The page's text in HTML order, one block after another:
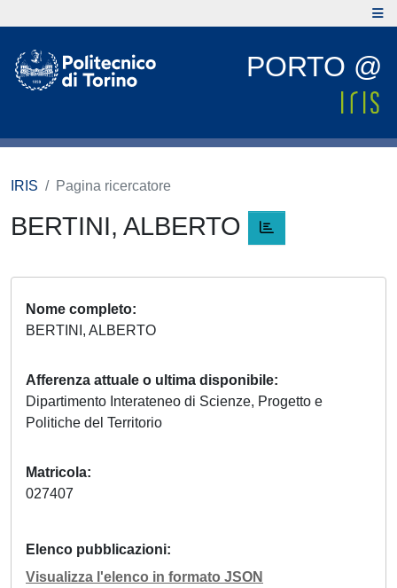
PORTO @
IRIS Pagina ricercatore
BERTINI, ALBERTO
Nome completo
BERTINI, ALBERTO
Afferenza attuale o ultima disponibile
Dipartimento Interateneo di Scienze, Progetto e
Politiche del Territorio
Matricola
027407
Elenco pubblicazioni
Visualizza l'elenco in formato JSON